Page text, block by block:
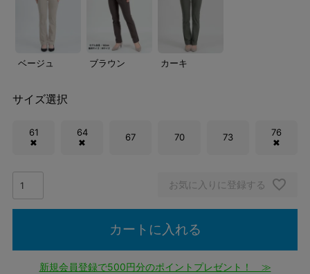
ベージュ ブラウン カーキ
サイズ選択
61
✖
64
✖
67 70 73
76
✖
お気に入りに登録する
カートに入れる
新規会員登録で500円分のポイントプレゼント！ ≫